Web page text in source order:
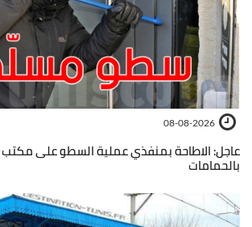
08-08-2026
عاجل: الاطاحة بمنفذي عملية السطو على
بالحمامات